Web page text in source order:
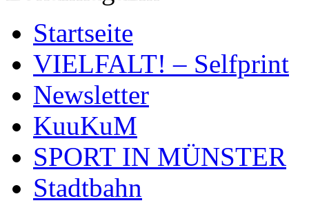
Startseite
VIELFALT! – Selfprint
Newsletter
KuuKuM
SPORT IN MÜNSTER
Stadtbahn